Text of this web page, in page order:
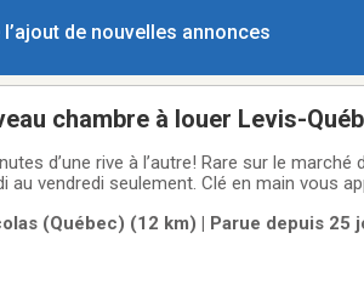
de nouvelles annonces
chambre à louer Levis-
d’une rive à l’autre! Rare sur le
au vendredi seulement. Clé en main vous
cour arrière privée avec
(Québec) (12 km) | Parue depuis 25